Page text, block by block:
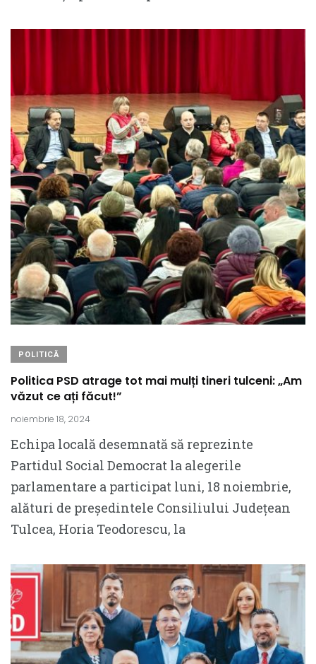
POLITICĂ
Politica PSD atrage tot mai mulți tineri tulceni: „Am
văzut ce ați făcut!”
noiembrie 18, 2024
Echipa locală desemnată să reprezinte
Partidul Social Democrat la alegerile
parlamentare a participat luni, 18 noiembrie,
alături de președintele Consiliului Județean
Tulcea, Horia Teodorescu, la